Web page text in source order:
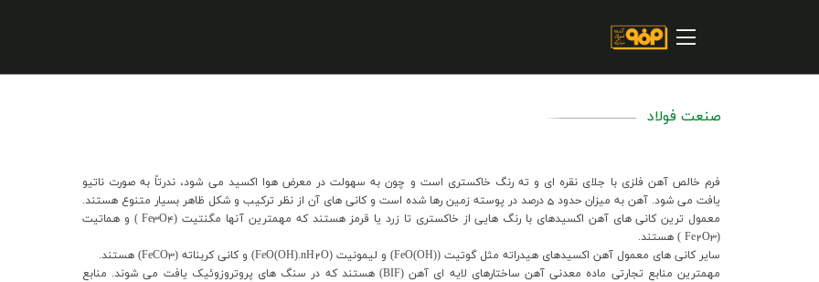
درباره شرکت
خرید و تامین کنندگان
ارتباطات و توسعه برند سازمانی
مسئولیت های اجتماعی
صنعت فولاد
فرم خالص آهن فلزي با جلاي نقره اي و ته رنگ خاکستري است و چون به سهولت در معرض هوا اکسيد مي شود، ندرتاً به صورت ناتيو
يافت مي شود. آهن به ميزان حدود 5 درصد در پوسته زمين رها شده است و کاني هاي آن از نظر ترکيب و شکل ظاهر بسيار متنوع هستند.
معمول ترين کاني هاي آهن اکسيدهاي با رنگ هايي از خاکستري تا زرد يا قرمز هستند که مهمترين آنها مگنتيت (Fe3O4 ) و هماتيت
(Fe2O3 ) هستند.
ساير کاني هاي معمول آهن اکسيدهاي هيدراته مثل گوتيت (FeO(OH)) و ليمونيت (FeO(OH).nH2O) و کاني کربناته (FeCO3) هستند.
مهمترين منابع تجارتي ماده معدني آهن ساختارهاي لايه اي آهن (BIF) هستند که در سنگ هاي پروتروزوئيک يافت مي شوند. منابع